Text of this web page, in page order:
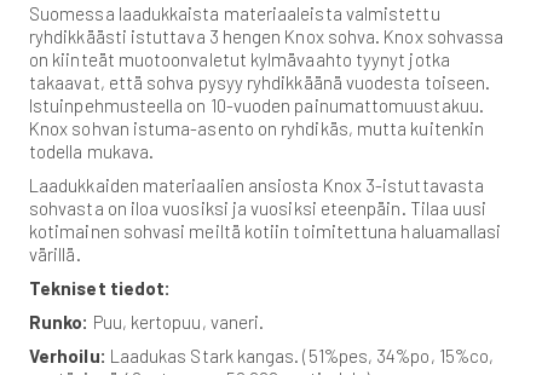
Suomessa laadukkaista materiaaleista valmistettu
ryhdikkäästi istuttava 3 hengen Knox sohva. Knox sohvassa
on kiinteät muotoonvaletut kylmävaahto tyynyt jotka
takaavat, että sohva pysyy ryhdikkäänä vuodesta toiseen.
Istuinpehmusteella on 10-vuoden painumattomuustakuu.
Knox sohvan istuma-asento on ryhdikäs, mutta kuitenkin
todella mukava.
Laadukkaiden materiaalien ansiosta Knox 3-istuttavasta
sohvasta on iloa vuosiksi ja vuosiksi eteenpäin. Tilaa uusi
kotimainen sohvasi meiltä kotiin toimitettuna haluamallasi
värillä.
Tekniset tiedot:
Runko: Puu, kertopuu, vaneri.
Verhoilu: Laadukas Stark kangas. (51%pes, 34%po, 15%co,